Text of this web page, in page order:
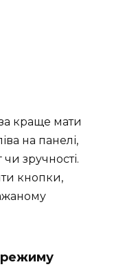
краще мати
на панелі,
зручності.
кнопки,
режиму